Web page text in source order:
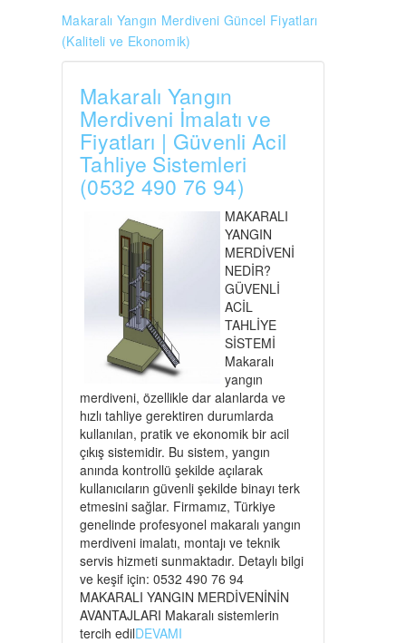
Makaralı Yangın Merdiveni Güncel Fiyatları
(Kaliteli ve Ekonomik)
Makaralı Yangın
Merdiveni İmalatı ve
Fiyatları | Güvenli Acil
Tahliye Sistemleri
(0532 490 76 94)
MAKARALI
YANGIN
MERDİVENİ
NEDİR?
GÜVENLİ
ACİL
TAHLİYE
SİSTEMİ
Makaralı
yangın
merdiveni, özellikle dar alanlarda ve
hızlı tahliye gerektiren durumlarda
kullanılan, pratik ve ekonomik bir acil
çıkış sistemidir. Bu sistem, yangın
anında kontrollü şekilde açılarak
kullanıcıların güvenli şekilde binayı terk
etmesini sağlar. Firmamız, Türkiye
genelinde profesyonel makaralı yangın
merdiveni imalatı, montajı ve teknik
servis hizmeti sunmaktadır. Detaylı bilgi
ve keşif için: 0532 490 76 94
MAKARALI YANGIN MERDİVENİNİN
AVANTAJLARI Makaralı sistemlerin
tercih edilDEVAMI